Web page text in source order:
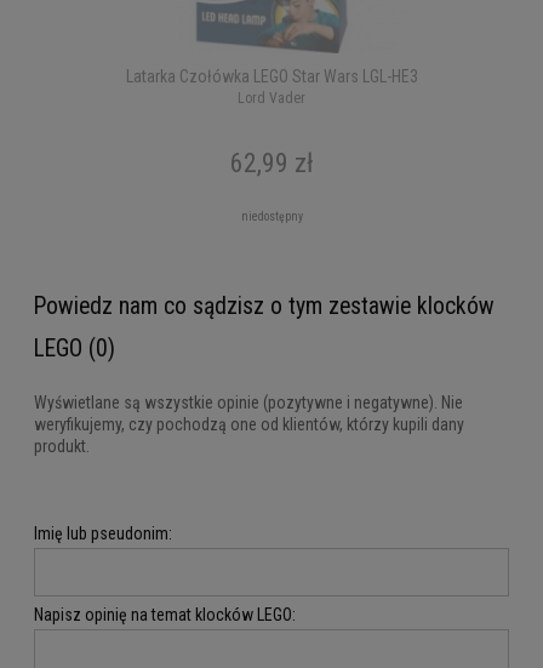
Latarka Czołówka LEGO Star Wars LGL-HE3
Lord Vader
62,99 zł
niedostępny
Powiedz nam co sądzisz o tym zestawie klocków
LEGO (0)
Wyświetlane są wszystkie opinie (pozytywne i negatywne). Nie
weryfikujemy, czy pochodzą one od klientów, którzy kupili dany
produkt.
Imię lub pseudonim:
Napisz opinię na temat klocków LEGO: